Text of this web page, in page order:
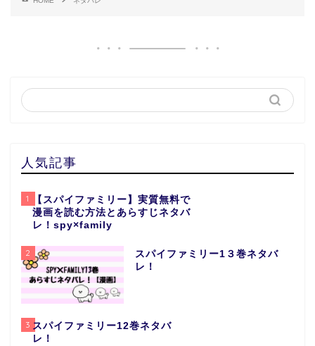
人気記事
1
【スパイファミリー】実質無料で
漫画を読む方法とあらすじネタバ
レ！spy×family
2
スパイファミリー1３巻ネタバ
レ！
3 スパイファミリー12巻ネタバ
レ！